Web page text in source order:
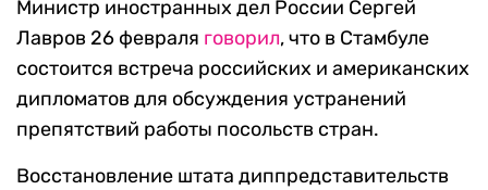
Министр иностранных дел России Сергей
Лавров 26 февраля говорил, что в Стамбуле
состоится встреча российских и американских
дипломатов для обсуждения устранений
препятствий работы посольств стран.
Восстановление штата диппредставительств